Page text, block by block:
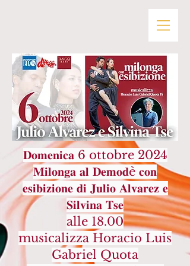
𝐃𝐨𝐦𝐞𝐧𝐢𝐜𝐚 6 ottobre 2024
𝐌𝐢𝐥𝐨𝐧𝐠𝐚 𝐚𝐥 𝐃𝐞𝐦𝐨𝐝è 𝐜𝐨𝐧
𝐞𝐬𝐢𝐛𝐢𝐳𝐢𝐨𝐧𝐞 𝐝𝐢 𝐉𝐮𝐥𝐢𝐨 𝐀𝐥𝐯𝐚𝐫𝐞𝐳 𝐞
𝐒𝐢𝐥𝐯𝐢𝐧𝐚 𝐓𝐬𝐞
alle 18.00
musicalizza Horacio Luis
Gabriel Quota